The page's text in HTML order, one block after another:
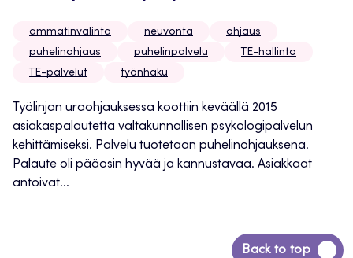
ammatinvalinta neuvonta
ohjaus
puhelinohjaus
puhelinpalvelu
TE-hallinto
TE-palvelut
työnhaku
Työlinjan uraohjauksessa koottiin keväällä 2015
asiakaspalautetta valtakunnallisen psykologipalvelun
kehittämiseksi. Palvelu tuotetaan puhelinohjauksena.
Palaute oli pääosin hyvää ja kannustavaa. Asiakkaat
antoivat...
Back to top
Siirry